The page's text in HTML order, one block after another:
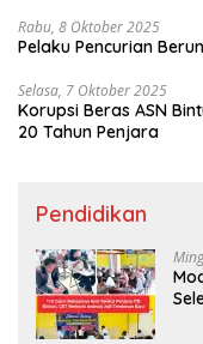
Rabu, 8 Oktober 2025
Pelaku Pencurian
Selasa, 7 Oktober 2025
Korupsi Beras ASN
20 Tahun Penjara
Pendidikan